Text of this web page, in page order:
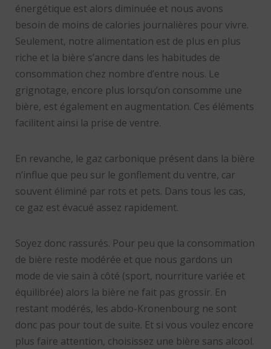
énergétique est alors diminuée et nous avons
besoin de moins de calories journalières pour vivre.
Seulement, notre alimentation est de plus en plus
riche et la bière s’ancre dans les habitudes de
consommation chez nombre d’entre nous. Le
grignotage, encore plus lorsqu’on consomme une
bière, est également en augmentation. Ces éléments
facilitent ainsi la prise de ventre.
En revanche, le gaz carbonique présent dans la bière
n’influe que peu sur le gonflement du ventre, car
souvent éliminé par rots et pets. Dans tous les cas,
ce gaz est évacué assez rapidement.
Soyez donc rassurés. Pour peu que la consommation
de bière reste modérée et que nous gardons un
mode de vie sain à côté (sport, nourriture variée et
équilibrée) alors la bière ne fait pas grossir. En
restant modérés, les abdo-Kronenbourg ne sont
donc pas pour tout de suite. Et si vous voulez encore
plus faire attention, choisissez une bière sans alcool.